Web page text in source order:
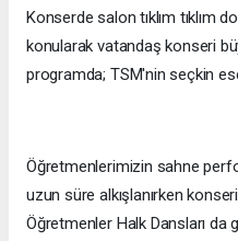
Konserde salon tıklım tıklım
konularak vatandaş konseri
programda; TSM'nin seçkin
Öğretmenlerimizin sahne
uzun süre alkışlanırken
Öğretmenler Halk Dansları da